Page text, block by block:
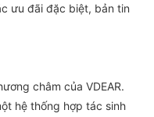
ưu đãi đặc biệt, bản tin
châm của VDEAR.
hệ thống hợp tác sinh